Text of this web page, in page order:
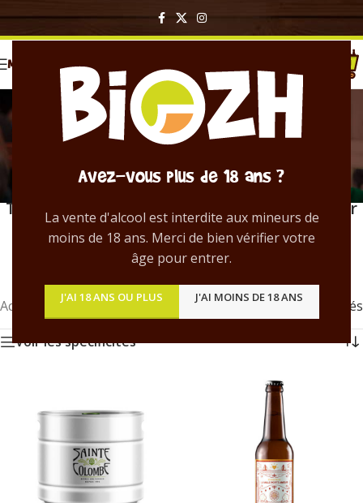
Avez-vous plus de 18 ans ?
La vente d'alcool est interdite aux mineurs de
moins de 18 ans. Merci de bien vérifier votre
âge pour entrer.
J'AI 18 ANS OU PLUS J'AI MOINS DE 18 ANS
MENU
Triple
Catégories
Bière Triple – Découvrez toutes les
Triple artisanales bretonnes
distribuées par
BIOZH.
Accueil Produit Style/Triple
5 résultats affichés
Voir les spécificités